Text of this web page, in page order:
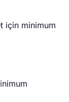
için minimum